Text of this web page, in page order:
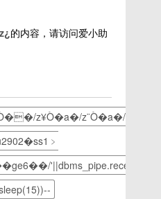
采集完成
动保存到
桌面上，
式，不要
勾选
即时通信
大，除了
一对一聊
天外还可
群里聊
天。但是
现在就告
现在就算
软件市场
颖、种类
第一步，
到主页第
三步，到
自动互
赞，如图
的内容，请访问爱小助
z¥Ò�a�/z¨Ò�a�/